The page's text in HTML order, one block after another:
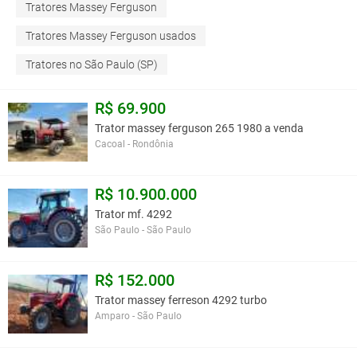
Tratores Massey Ferguson
Tratores Massey Ferguson usados
Tratores no São Paulo (SP)
R$ 69.900
Trator massey ferguson 265 1980 a venda
Cacoal - Rondônia
R$ 10.900.000
Trator mf. 4292
São Paulo - São Paulo
R$ 152.000
Trator massey ferreson 4292 turbo
Amparo - São Paulo